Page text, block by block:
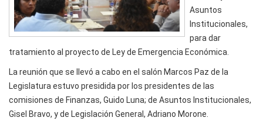
Asuntos
Institucionales,
para dar
tratamiento al proyecto de Ley de Emergencia Económica.
La reunión que se llevó a cabo en el salón Marcos Paz de la
Legislatura estuvo presidida por los presidentes de las
comisiones de Finanzas, Guido Luna; de Asuntos Institucionales,
Gisel Bravo, y de Legislación General, Adriano Morone.